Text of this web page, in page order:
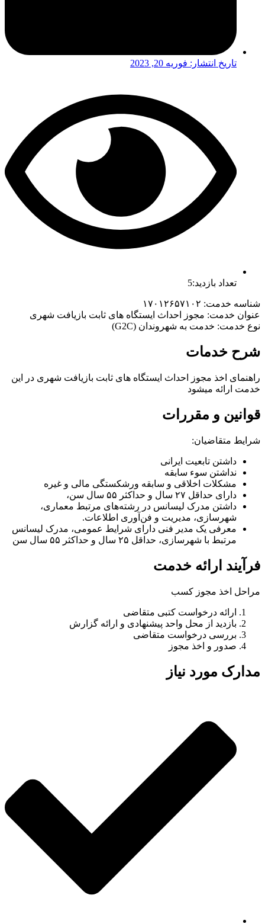
تاریخ انتشار: فوریه 20, 2023
تعداد بازدید:5
شناسه خدمت: ۱۷۰۱۲۶۵۷۱۰۲
عنوان خدمت: مجوز احداث ایستگاه های ثابت بازیافت شهری
نوع خدمت: خدمت به شهروندان (G2C)
شرح خدمات
راهنمای اخذ مجوز احداث ایستگاه های ثابت بازیافت شهری در این
خدمت ارائه میشود
قوانین و مقررات
شرایط متقاضیان:
داشتن تابعیت ایرانی
نداشتن سوء سابقه
مشکلات اخلاقی و سابقه ورشکستگی مالی و غیره
دارای حداقل ۲۷ سال و حداکثر ۵۵ سال سن،
داشتن مدرک لیسانس در رشته‌های مرتبط معماری،
شهرسازی، مدیریت و فن‌آوری اطلاعات.
معرفی یک مدیر فنی دارای شرایط عمومی، مدرک لیسانس
مرتبط با شهرسازی، حداقل ۲۵ سال و حداکثر ۵۵ سال سن
فرآیند ارائه خدمت
مراحل اخذ مجوز کسب
ارائه درخواست کتبی متقاضی
بازدید از محل واحد پیشنهادی و ارائه گزارش
بررسی درخواست متقاضی
صدور و اخذ مجوز
مدارک مورد نیاز